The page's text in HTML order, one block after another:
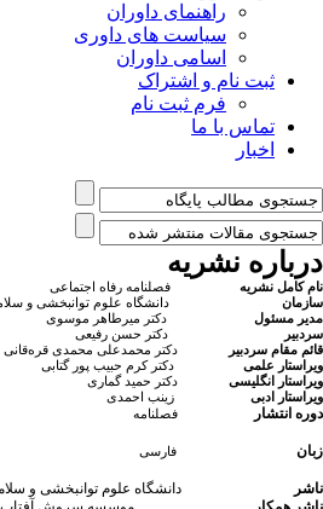
راهنمای داوران
سیاست های داوری
اسامی داوران
ثبت نام و اشتراک
فرم ثبت نام
تماس با ما
اخبار
درباره نشریه
نام کامل نشریه فصلنامه رفاه اجتماعی
سازمان دانشگاه علوم توانبخشی و
مدیر مسئول دکتر میرطاهر موسوی
سردبیر دکتر حسن رفیعی
قائم مقام سردبیر
دکتر محمدعلی محمدی قره‌قانی
ویراستار علمی دکتر کرم حبیب پور گتابی
ویراستار انگلیسی دکتر حمید گماری
ویراستار ادبی زینب احمدی
دوره انتشار فصلنامه
زبان فارسی
ناشر
دانشگاه علوم توانبخشی و